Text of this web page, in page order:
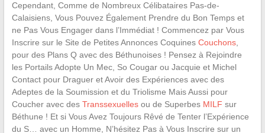
Cependant, Comme de Nombreux Célibataires Pas-de-
Calaisiens, Vous Pouvez Également Prendre du Bon Temps et
ne Pas Vous Engager dans l’Immédiat ! Commencez par Vous
Inscrire sur le Site de Petites Annonces Coquines Couchons,
pour des Plans Q avec des Béthunoises ! Pensez à Rejoindre
les Portails Adopte Un Mec, So Cougar ou Jacquie et Michel
Contact pour Draguer et Avoir des Expériences avec des
Adeptes de la Soumission et du Triolisme Mais Aussi pour
Coucher avec des Transsexuellesou de Superbes MILF sur
Béthune ! Et si Vous Avez Toujours Rêvé de Tenter l’Expérience
du S… avec un Homme, N’hésitez Pas à Vous Inscrire sur un